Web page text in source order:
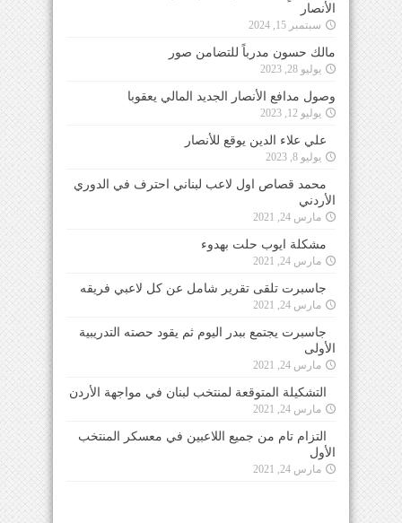
الأنصار
سبتمبر 15, 2024
مالك حسون مدرباً للتضامن صور
يوليو 28, 2023
وصول مدافع الأنصار الجديد المالي يعقوبا
يوليو 12, 2023
علي علاء الدين يوقع للأنصار
يوليو 8, 2023
محمد قصاص اول لاعب لبناني احترف في الدوري
الأردني
مارس 24, 2021
مشكلة ايوب حلت بهدوء
مارس 24, 2021
جاسبرت تلقى تقرير شامل عن كل لاعبي فريقه
مارس 24, 2021
جاسبرت يجتمع ببدر اليوم ثم يقود حصته التدريبية
الأولى
مارس 24, 2021
التشكيلة المتوقعة لمنتخب لبنان في مواجهة الأردن
مارس 24, 2021
التزام تام من جميع اللاعبين في معسكر المنتخب
الأول
مارس 24, 2021